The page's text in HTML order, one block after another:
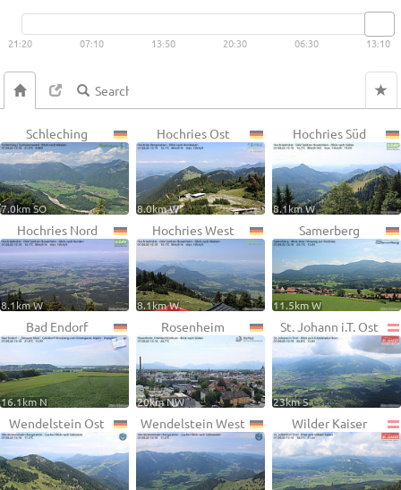
Live video available → View
21:20 07:10 13:50 20:30 06:30 13:10
Schleching
7.0km SO
Hochries Ost
8.0km W
Hochries Süd
8.1km W
Hochries Nord
8.1km W
Hochries West
8.1km W
Samerberg
11.5km W
Bad Endorf
16.1km N
Rosenheim
20km NW
St. Johann i.T. Ost
23km S
Wendelstein Ost Wendelstein West Wilder Kaiser